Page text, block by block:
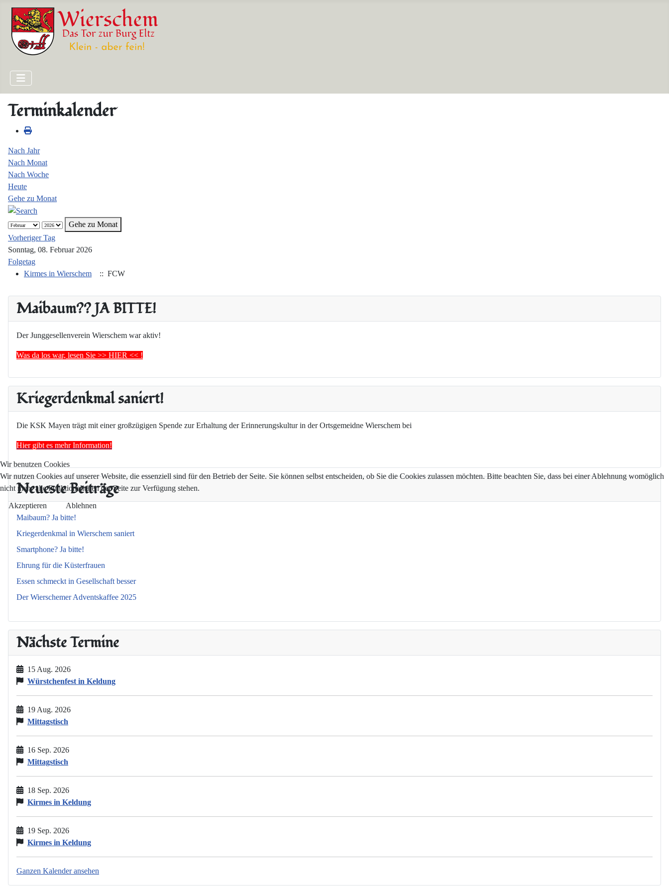
Maibaum?? JA BITTE!
Der Junggesellenverein Wierschem war aktiv!
Was da los war, lesen Sie >> HIER << !
Kriegerdenkmal saniert!
Die KSK Mayen trägt mit einer großzügigen Spende zur Erhaltung der Erinnerungskultur in der Ortsgemeidne Wierschem bei
Hier gibt es mehr Information!
Neueste Beiträge
Maibaum? Ja bitte!
Kriegerdenkmal in Wierschem saniert
Smartphone? Ja bitte!
Ehrung für die Küsterfrauen
Essen schmeckt in Gesellschaft besser
Der Wierschemer Adventskaffee 2025
Nächste Termine
15 Aug. 2026
Würstchenfest in Keldung
19 Aug. 2026
Mittagstisch
16 Sep. 2026
Mittagstisch
18 Sep. 2026
Kirmes in Keldung
19 Sep. 2026
Kirmes in Keldung
Ganzen Kalender ansehen
Terminkalender
Nach Jahr
Nach Monat
Nach Woche
Heute
Gehe zu Monat
Gehe zu Monat
Vorheriger Tag
Sonntag, 08. Februar 2026
Folgetag
Kirmes in Wierschem
:: FCW
Wir benutzen Cookies
Wir nutzen Cookies auf unserer Website, die essenziell sind für den Betrieb der Seite. Sie können selbst entscheiden, ob Sie die Cookies zulassen möchten. Bitte beachten Sie, dass bei einer Ablehnung womöglich
nicht mehr alle Funktionalitäten der Seite zur Verfügung stehen.
Akzeptieren Ablehnen